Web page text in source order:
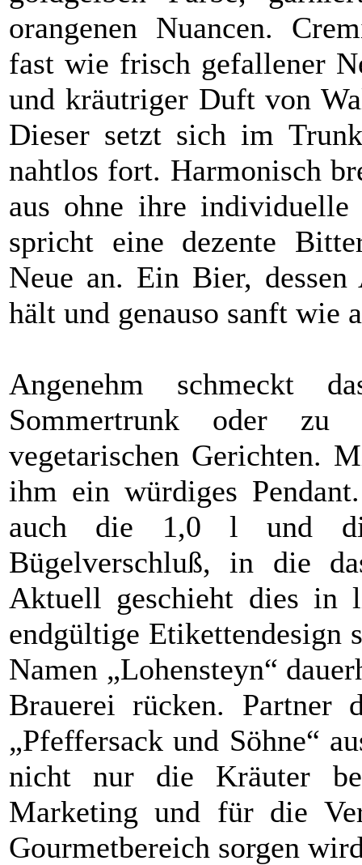
orangenen Nuancen.
fast wie frisch gefallener
und kräutriger Duft von
Dieser setzt sich im
nahtlos fort. Harmonisch
aus ohne ihre
spricht eine dezente
Neue an. Ein Bier,
hält und genauso sanft wie
Angenehm schmeckt
Sommertrunk oder zu
vegetarischen Gerichten.
ihm ein würdiges
auch die 1,0 l und
Bügelverschluß, in die
Aktuell geschieht dies in
endgültige Etikettendesign
Namen „Lohensteyn“
Brauerei rücken. Partner
„Pfeffersack und Söhne“
nicht nur die Kräuter
Marketing und für die
Gourmetbereich sorgen